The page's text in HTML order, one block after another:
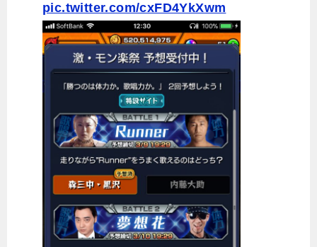
pic.twitter.com/cxFD4YkXwm